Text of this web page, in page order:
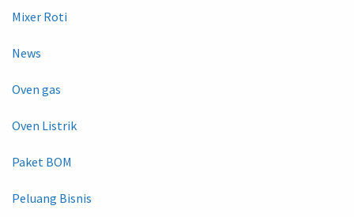
Mixer Roti
News
Oven gas
Oven Listrik
Paket BOM
Peluang Bisnis